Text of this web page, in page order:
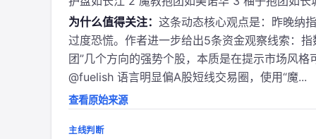
为什么值得关注： 这条动态核心观点是：昨晚纳
过度恐慌。作者进一步给出5条资金观察线索：
团”几个方向的强势个股，本质是在提示市场风
@fuelish 语言明显偏A股短线交易圈，使用“魔...
查看原始来源
主线判断